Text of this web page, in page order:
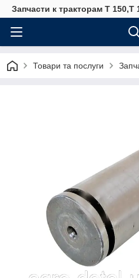
Запчасти к тракторам Т
Товари та послуги